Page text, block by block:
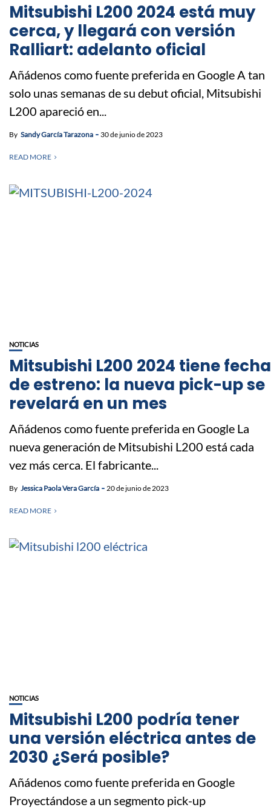
Mitsubishi L200 2024 está muy
cerca, y llegará con versión
Ralliart: adelanto oficial
Añádenos como fuente preferida en Google A tan
solo unas semanas de su debut oficial, Mitsubishi
L200 apareció en...
By Sandy García Tarazona 30 de junio de 2023
READ MORE
NOTICIAS
Mitsubishi L200 2024 tiene fecha
de estreno: la nueva pick-up se
revelará en un mes
Añádenos como fuente preferida en Google La
nueva generación de Mitsubishi L200 está cada
vez más cerca. El fabricante...
By Jessica Paola Vera García 20 de junio de 2023
READ MORE
NOTICIAS
Mitsubishi L200 podría tener
una versión eléctrica antes de
2030 ¿Será posible?
Añádenos como fuente preferida en Google
Proyectándose a un segmento pick-up